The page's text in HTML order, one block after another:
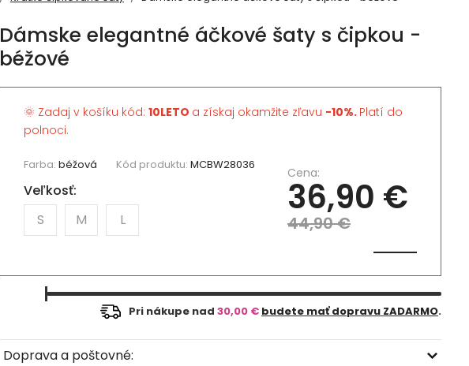
Dámske elegantné áčkové šaty s čipkou -
béžové
🌞 Zadaj v košíku kód: 10LETO a získaj okamžite zľavu -10%. Platí do
polnoci.
Farba: béžová Kód produktu: MCBW28036
Veľkosť:
S
M L
Cena:
36,90 €
44,90 €
Pri nákupe nad 30,00 € budete mať dopravu ZADARMO.
Doprava a poštovné: